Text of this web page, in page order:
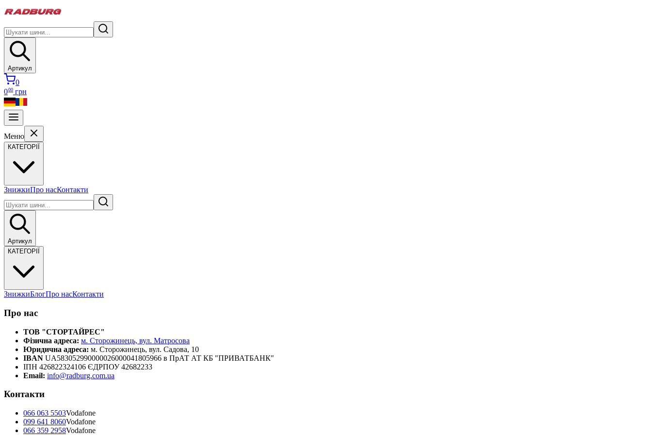
Артикул
0
000 грн
Меню
КАТЕГОРІЇ
ЗнижкиПро насКонтакти
Артикул
КАТЕГОРІЇ
ЗнижкиБлогПро насКонтакти
Про нас
ТОВ "СТОРТАЙРЕС"
Фізична адреса: м. Сторожинець, вул. Матросова
Юридична адреса: м. Сторожинець, вул. Садова, 10
IBAN UA583052990000026000041805966 в ПрАТ АТ КБ "ПРИВАТБАНК"
ІПН 426822324106 ЄДРПОУ 42682233
Email: info@radburg.com.ua
Контакти
066 063 5503Vodafone
099 641 8060Vodafone
066 359 2958Vodafone